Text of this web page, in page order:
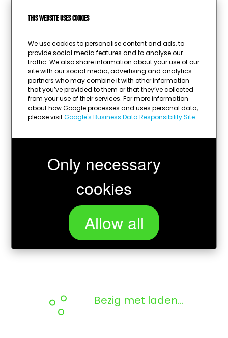
This website uses cookies
We use cookies to personalise content and ads, to
provide social media features and to analyse our
traffic. We also share information about your use of our
site with our social media, advertising and analytics
partners who may combine it with other information
that you’ve provided to them or that they’ve collected
from your use of their services. For more information
about how Google processes and uses personal data,
please visitGoogle's Business Data Responsibility Site.
Only necessary
cookies
Allow all
Gewicht:
Kleur:
zilver
Sport:
volleybal
Afbeelding mogelijk:
ja
Diameter afbeelding:
25mm
Graveerplaatje mogelijk: ja
Kleur graveerplaatje:
zilver
Bezig met laden...